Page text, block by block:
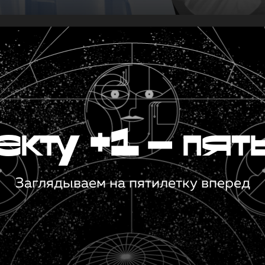
+1 —
Заглядываем на пятилетку вперед